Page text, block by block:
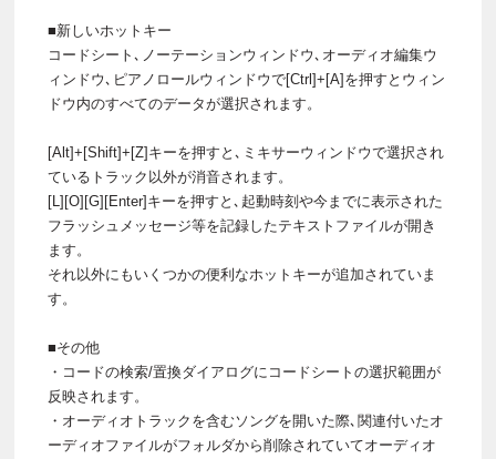
■新しいホットキー
コードシート､ノーテーションウィンドウ､オーディオ編集ウ
ィンドウ､ピアノロールウィンドウで[Ctrl]+[A]を押すとウィン
ドウ内のすべてのデータが選択されます。
[Alt]+[Shift]+[Z]キーを押すと､ミキサーウィンドウで選択され
ているトラック以外が消音されます。
[L][O][G][Enter]キーを押すと､起動時刻や今までに表示された
フラッシュメッセージ等を記録したテキストファイルが開き
ます。
それ以外にもいくつかの便利なホットキーが追加されていま
す。
■その他
・コードの検索/置換ダイアログにコードシートの選択範囲が
反映されます。
・オーディオトラックを含むソングを開いた際､関連付いたオ
ーディオファイルがフォルダから削除されていてオーディオ